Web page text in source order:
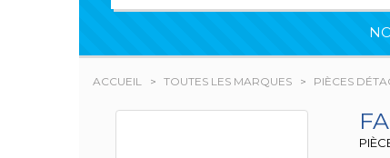
ACCUEIL TOUTES LES MARQUES PIÈCES